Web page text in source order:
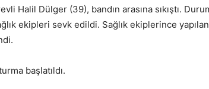
Halil Dülger (39), bandın arasına sıkıştı.
ekipleri sevk edildi. Sağlık ekiplerince
başlatıldı.